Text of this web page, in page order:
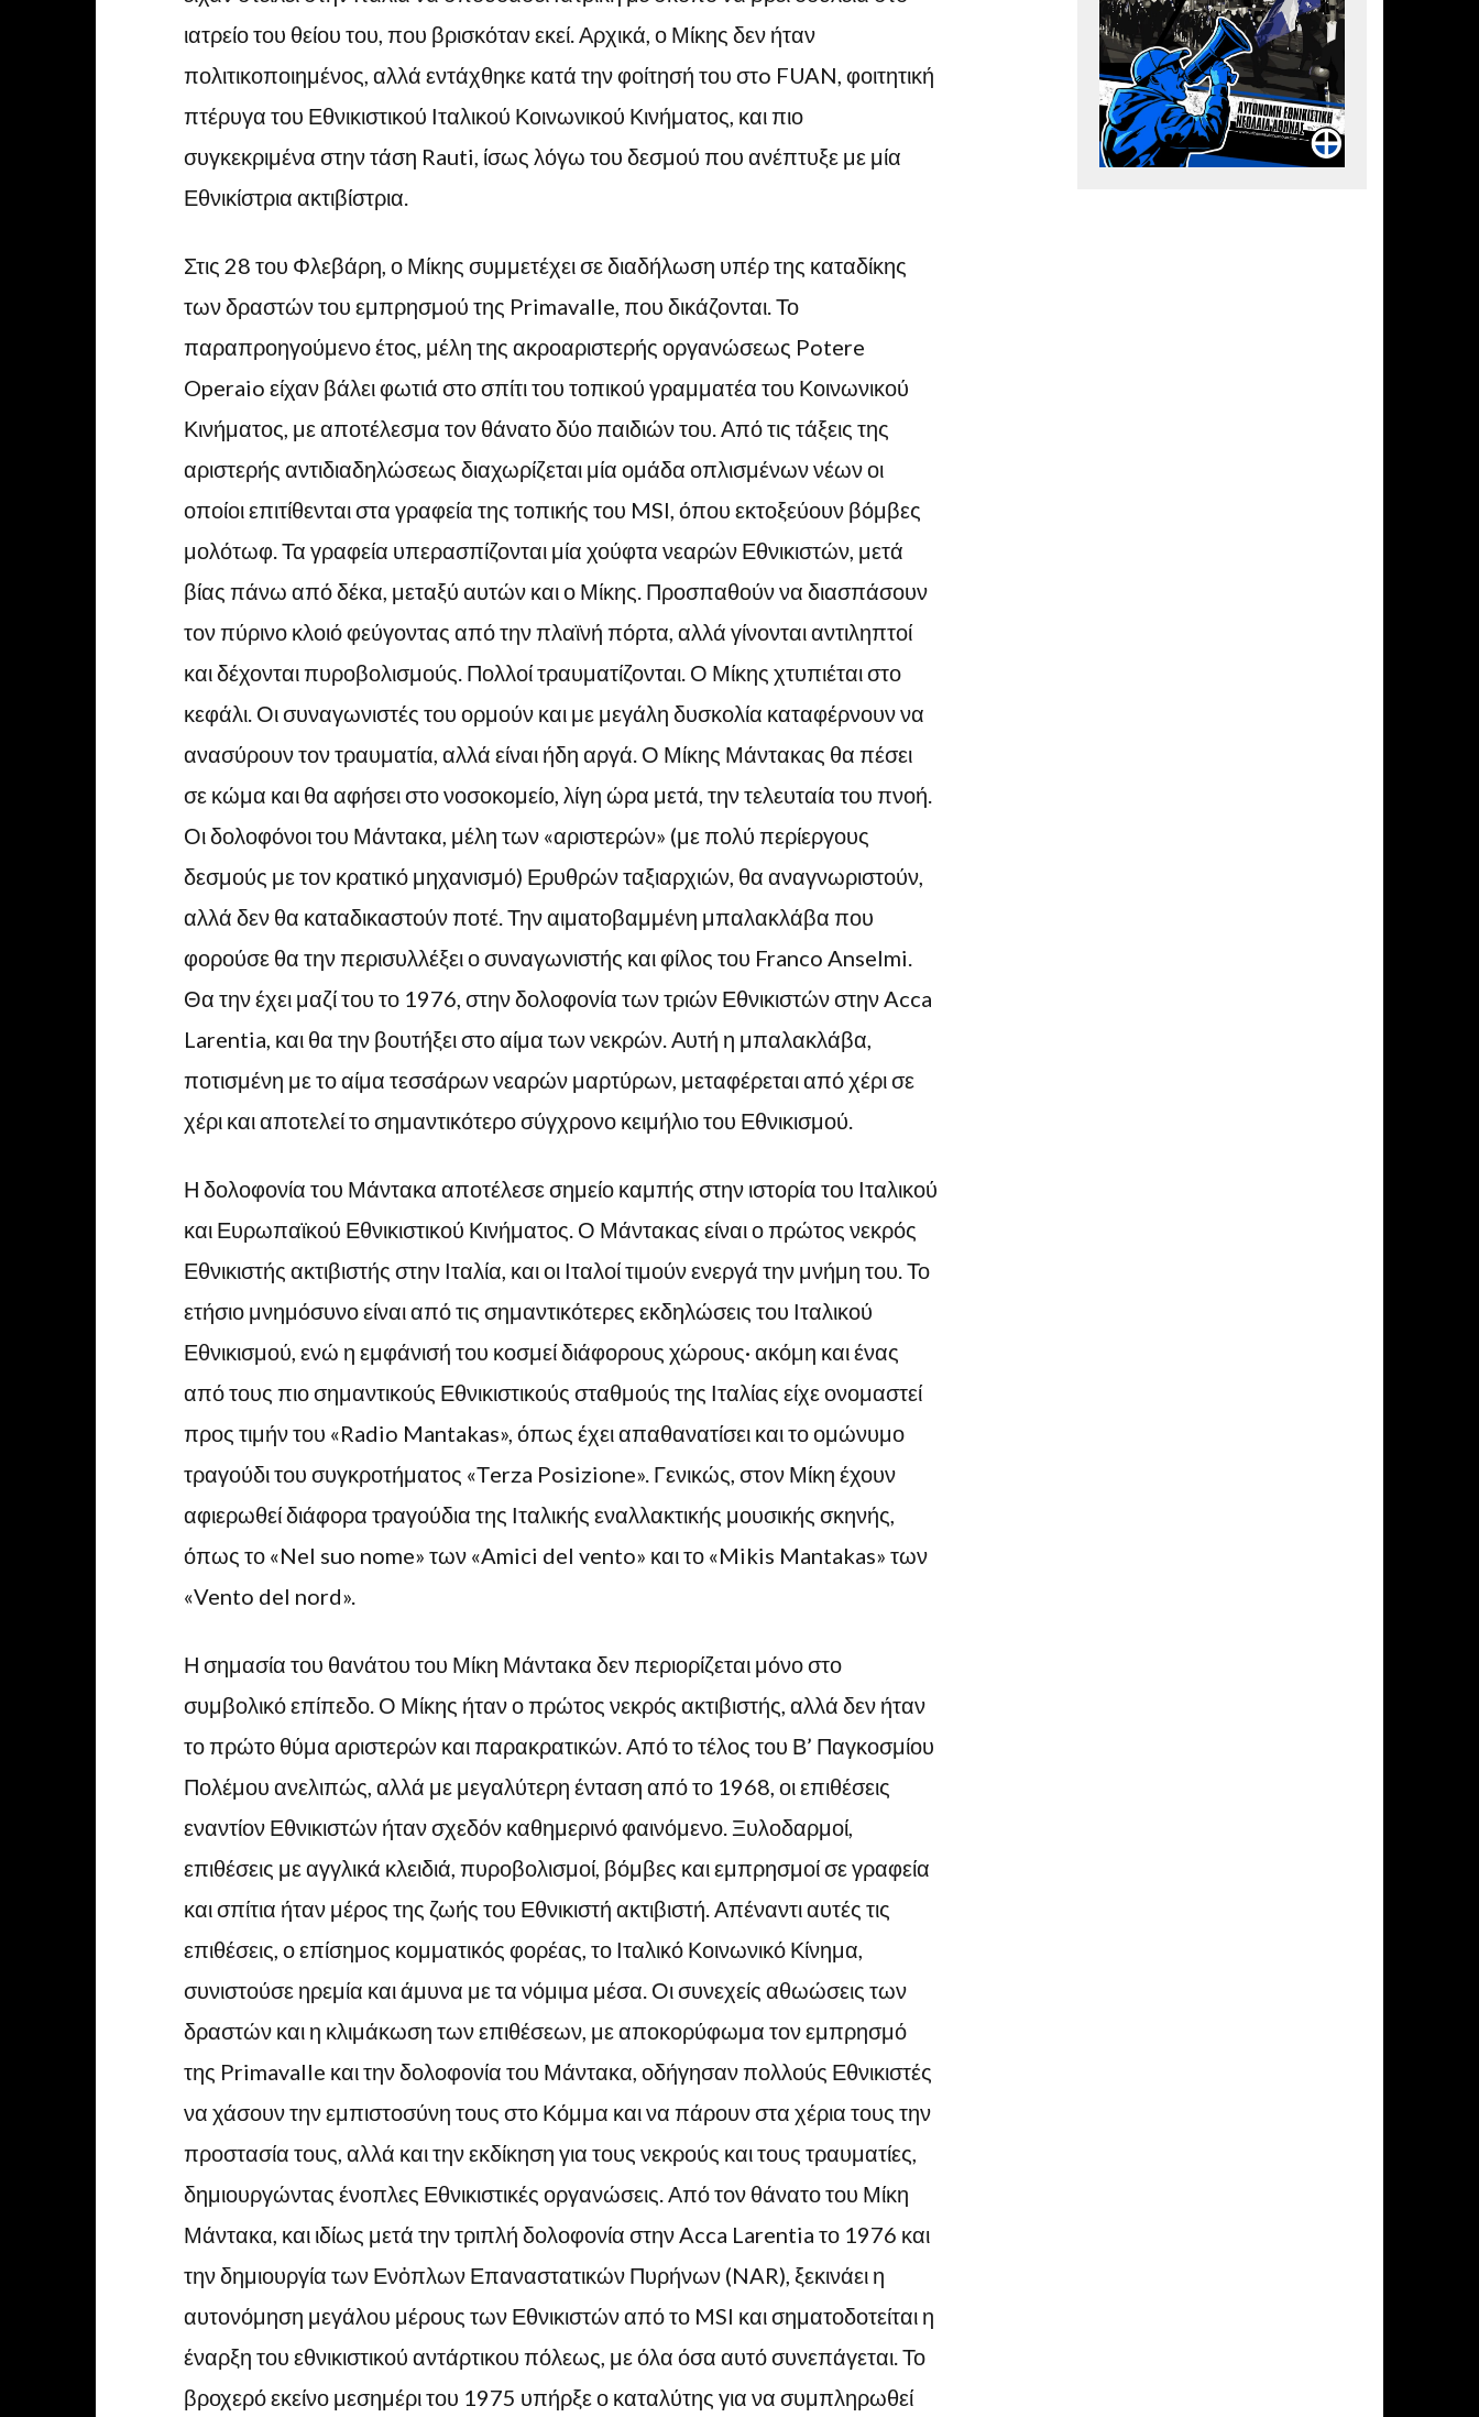
ιατρείο του θείου του, που βρισκόταν εκεί. Αρχικά, ο Μίκης δεν ήταν
πολιτικοποιημένος, αλλά εντάχθηκε κατά την φοίτησή του στo FUAN, φοιτητική
πτέρυγα του Εθνικιστικού Ιταλικού Κοινωνικού Κινήματος, και πιο
συγκεκριμένα στην τάση Rauti, ίσως λόγω του δεσμού που ανέπτυξε με μία
Εθνικίστρια ακτιβίστρια.
Στις 28 του Φλεβάρη, ο Μίκης συμμετέχει σε διαδήλωση υπέρ της καταδίκης
των δραστών του εμπρησμού της Primavalle, που δικάζονται. Το
παραπροηγούμενο έτος, μέλη της ακροαριστερής οργανώσεως Potere
Operaio είχαν βάλει φωτιά στο σπίτι του τοπικού γραμματέα του Κοινωνικού
Κινήματος, με αποτέλεσμα τον θάνατο δύο παιδιών του. Από τις τάξεις της
αριστερής αντιδιαδηλώσεως διαχωρίζεται μία ομάδα οπλισμένων νέων οι
οποίοι επιτίθενται στα γραφεία της τοπικής του MSI, όπου εκτοξεύουν βόμβες
μολότωφ. Τα γραφεία υπερασπίζονται μία χούφτα νεαρών Εθνικιστών, μετά
βίας πάνω από δέκα, μεταξύ αυτών και ο Μίκης. Προσπαθούν να διασπάσουν
τον πύρινο κλοιό φεύγοντας από την πλαϊνή πόρτα, αλλά γίνονται αντιληπτοί
και δέχονται πυροβολισμούς. Πολλοί τραυματίζονται. Ο Μίκης χτυπιέται στο
κεφάλι. Οι συναγωνιστές του ορμούν και με μεγάλη δυσκολία καταφέρνουν να
ανασύρουν τον τραυματία, αλλά είναι ήδη αργά. Ο Μίκης Μάντακας θα πέσει
σε κώμα και θα αφήσει στο νοσοκομείο, λίγη ώρα μετά, την τελευταία του πνοή.
Οι δολοφόνοι του Μάντακα, μέλη των «αριστερών» (με πολύ περίεργους
δεσμούς με τον κρατικό μηχανισμό) Ερυθρών ταξιαρχιών, θα αναγνωριστούν,
αλλά δεν θα καταδικαστούν ποτέ. Την αιματοβαμμένη μπαλακλάβα που
φορούσε θα την περισυλλέξει ο συναγωνιστής και φίλος του Franco Anselmi.
Θα την έχει μαζί του το 1976, στην δολοφονία των τριών Εθνικιστών στην Acca
Larentia, και θα την βουτήξει στο αίμα των νεκρών. Αυτή η μπαλακλάβα,
ποτισμένη με το αίμα τεσσάρων νεαρών μαρτύρων, μεταφέρεται από χέρι σε
χέρι και αποτελεί το σημαντικότερο σύγχρονο κειμήλιο του Εθνικισμού.
Η δολοφονία του Μάντακα αποτέλεσε σημείο καμπής στην ιστορία του Ιταλικού
και Ευρωπαϊκού Εθνικιστικού Κινήματος. Ο Μάντακας είναι ο πρώτος νεκρός
Εθνικιστής ακτιβιστής στην Ιταλία, και οι Ιταλοί τιμούν ενεργά την μνήμη του. Το
ετήσιο μνημόσυνο είναι από τις σημαντικότερες εκδηλώσεις του Ιταλικού
Εθνικισμού, ενώ η εμφάνισή του κοσμεί διάφορους χώρους· ακόμη και ένας
από τους πιο σημαντικούς Εθνικιστικούς σταθμούς της Ιταλίας είχε ονομαστεί
προς τιμήν του «Radio Mantakas», όπως έχει απαθανατίσει και το ομώνυμο
τραγούδι του συγκροτήματος «Τerza Posizione». Γενικώς, στον Μίκη έχουν
αφιερωθεί διάφορα τραγούδια της Ιταλικής εναλλακτικής μουσικής σκηνής,
όπως το «Nel suo nome» των «Amici del vento» και το «Mikis Mantakas» των
«Vento del nord».
Η σημασία του θανάτου του Μίκη Μάντακα δεν περιορίζεται μόνο στο
συμβολικό επίπεδο. Ο Μίκης ήταν ο πρώτος νεκρός ακτιβιστής, αλλά δεν ήταν
το πρώτο θύμα αριστερών και παρακρατικών. Από το τέλος του Β’ Παγκοσμίου
Πολέμου ανελιπώς, αλλά με μεγαλύτερη ένταση από το 1968, οι επιθέσεις
εναντίον Εθνικιστών ήταν σχεδόν καθημερινό φαινόμενο. Ξυλοδαρμοί,
επιθέσεις με αγγλικά κλειδιά, πυροβολισμοί, βόμβες και εμπρησμοί σε γραφεία
και σπίτια ήταν μέρος της ζωής του Εθνικιστή ακτιβιστή. Απέναντι αυτές τις
επιθέσεις, ο επίσημος κομματικός φορέας, το Ιταλικό Κοινωνικό Κίνημα,
συνιστούσε ηρεμία και άμυνα με τα νόμιμα μέσα. Οι συνεχείς αθωώσεις των
δραστών και η κλιμάκωση των επιθέσεων, με αποκορύφωμα τον εμπρησμό
της Primavalle και την δολοφονία του Μάντακα, οδήγησαν πολλούς Εθνικιστές
να χάσουν την εμπιστοσύνη τους στο Κόμμα και να πάρουν στα χέρια τους την
προστασία τους, αλλά και την εκδίκηση για τους νεκρούς και τους τραυματίες,
δημιουργώντας ένοπλες Εθνικιστικές οργανώσεις. Από τον θάνατο του Μίκη
Μάντακα, και ιδίως μετά την τριπλή δολοφονία στην Acca Larentia το 1976 και
την δημιουργία των Ενὀπλων Επαναστατικών Πυρήνων (NAR), ξεκινάει η
αυτονόμηση μεγάλου μέρους των Εθνικιστών από το MSI και σηματοδοτείται η
έναρξη του εθνικιστικού αντάρτικου πόλεως, με όλα όσα αυτό συνεπάγεται. Το
βροχερό εκείνο μεσημέρι του 1975 υπήρξε ο καταλύτης για να συμπληρωθεί